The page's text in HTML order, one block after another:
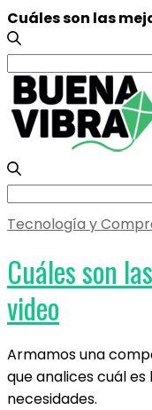
Cuáles son las
Search
for:
Search
Tecnología y
Cuáles son
video
Armamos una
que analices cuál es
necesidades.